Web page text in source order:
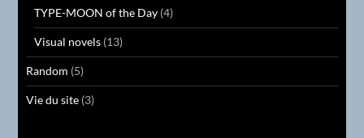
TYPE-MOON of the Day (4)
Visual novels (13)
Random (5)
Vie du site (3)